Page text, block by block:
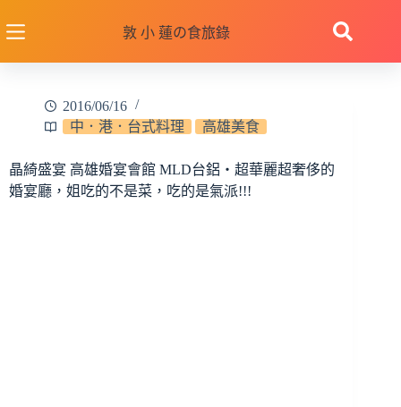
至
敦 小 蓮の食旅錄
2016/06/16
中．港．台式料理
高雄美食
晶綺盛宴 高雄婚宴會館 MLD台鋁‧超華麗超奢侈的
婚宴廳，姐吃的不是菜，吃的是氣派!!!